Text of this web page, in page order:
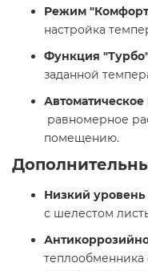
Режим
настройка
Функция
заданной
Автоматическое
равномерное
помещению.​
Низкий
с шелестом